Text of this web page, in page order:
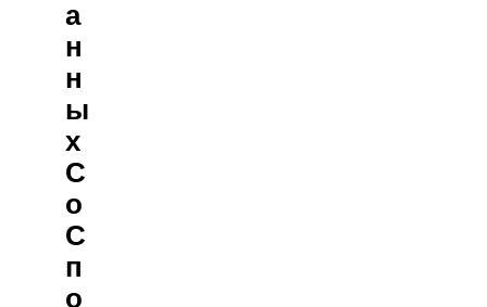
А
Н
Н
Ы
Х
С
О
С
П
О